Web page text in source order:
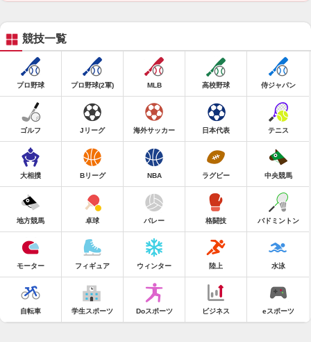
競技一覧
プロ野球 プロ野球(2軍) MLB 高校野球 侍ジャパン
ゴルフ Jリーグ 海外サッカー 日本代表 テニス
大相撲 Bリーグ NBA ラグビー 中央競馬
地方競馬 卓球 バレー 格闘技 バドミントン
モーター フィギュア ウィンター 陸上 水泳
自転車 学生スポーツ Doスポーツ ビジネス eスポーツ